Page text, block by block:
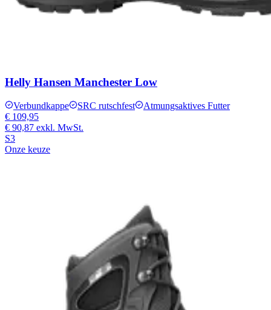
Helly Hansen Manchester Low
Verbundkappe SRC rutschfest
Atmungsaktives Futter
€ 109,95
€ 90,87 exkl. MwSt.
S3
Onze keuze